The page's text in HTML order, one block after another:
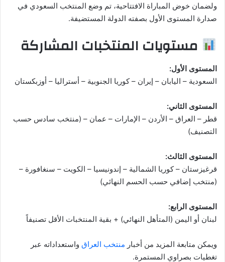
ولضمان خوض المباراة الافتتاحية، تم وضع المنتخب السعودي في
صدارة المستوى الأول بصفته الدولة المستضيفة.
مستويات المنتخبات المشاركة
المستوى الأول:
السعودية – اليابان – إيران – كوريا الجنوبية – أستراليا – أوزبكستان
المستوى الثاني:
قطر – العراق – الأردن – الإمارات – عمان – (منتخب سادس حسب
التصنيف)
المستوى الثالث:
قرغيزستان – كوريا الشمالية – إندونيسيا – الكويت – سنغافورة –
(منتخب إضافي حسب الحسم النهائي)
المستوى الرابع:
لبنان أو اليمن (المتأهل النهائي) + بقية المنتخبات الأقل تصنيفاً
ويمكن متابعة المزيد من أخبار منتخب العراق واستعداداته عبر
تغطيات بصراوي المستمرة.